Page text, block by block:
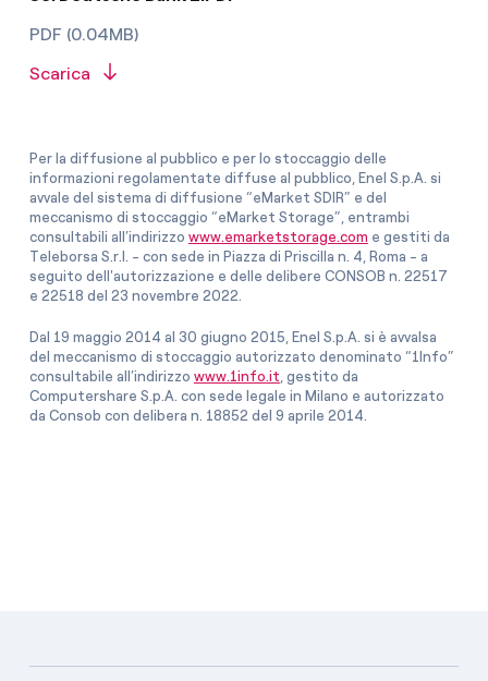
PDF (0.04MB)
Scarica
Per la diffusione al pubblico e per lo stoccaggio delle
informazioni regolamentate diffuse al pubblico, Enel S.p.A. si
avvale del sistema di diffusione “eMarket SDIR” e del
meccanismo di stoccaggio “eMarket Storage”, entrambi
consultabili all’indirizzo www.emarketstorage.com e gestiti da
Teleborsa S.r.l. - con sede in Piazza di Priscilla n. 4, Roma - a
seguito dell'autorizzazione e delle delibere CONSOB n. 22517
e 22518 del 23 novembre 2022.
Dal 19 maggio 2014 al 30 giugno 2015, Enel S.p.A. si è avvalsa
del meccanismo di stoccaggio autorizzato denominato “1Info”
consultabile all’indirizzo www.1info.it , gestito da
Computershare S.p.A. con sede legale in Milano e autorizzato
da Consob con delibera n. 18852 del 9 aprile 2014.